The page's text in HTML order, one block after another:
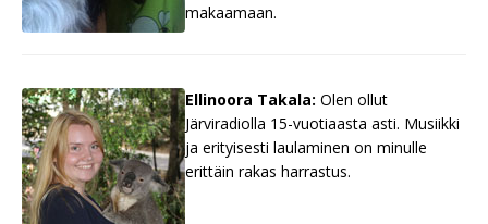
makaamaan.
Ellinoora Takala: Olen ollut
Järviradiolla 15-vuotiaasta asti. Musiikki
ja erityisesti laulaminen on minulle
erittäin rakas harrastus.